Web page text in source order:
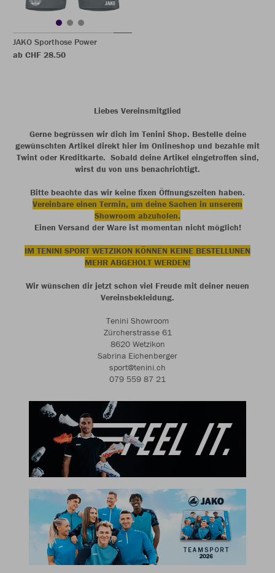
JAKO Sporthose Power
ab CHF 28.50
Liebes Vereinsmitglied
Gerne begrüssen wir dich im Tenini Shop. Bestelle deine
gewünschten Artikel direkt hier im Onlineshop und bezahle mit
Twint oder Kreditkarte. Sobald deine Artikel eingetroffen sind,
wirst du von uns benachrichtigt.
Bitte beachte das wir keine fixen Öffnungszeiten haben.
Vereinbare einen Termin, um deine Sachen in unserem
Showroom abzuholen.
Einen Versand der Ware ist momentan nicht möglich!
IM TENINI SPORT WETZIKON KÖNNEN KEINE BESTELLUNEN
MEHR ABGEHOLT WERDEN!
Wir wünschen dir jetzt schon viel Freude mit deiner neuen
Vereinsbekleidung.
Tenini Showroom
Zürcherstrasse 61
8620 Wetzikon
Sabrina Eichenberger
sport@tenini.ch
079 559 87 21